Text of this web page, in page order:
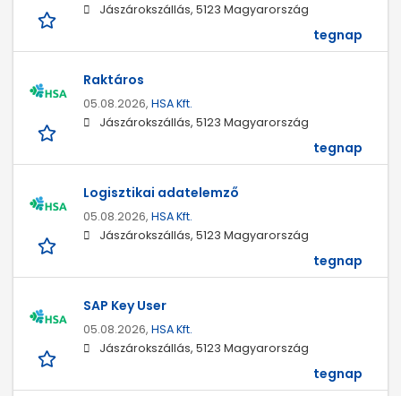
Jászárokszállás, 5123 Magyarország
tegnap
Raktáros
05.08.2026, HSA Kft.
Jászárokszállás, 5123 Magyarország
tegnap
Logisztikai adatelemző
05.08.2026, HSA Kft.
Jászárokszállás, 5123 Magyarország
tegnap
SAP Key User
05.08.2026, HSA Kft.
Jászárokszállás, 5123 Magyarország
tegnap